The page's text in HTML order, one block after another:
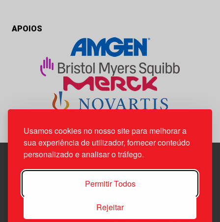
Usamos cookies no nosso site para melhorar a
sua experiência de utilizador, fornecer conteúdo
personalizado e analisar o tráfego.
Permitir Todos
Rejeitar
APOIOS
Edif. Lisboa Oriente | Av. Infante D. Henrique, n.º 333H, esc.
1800-282 Lisboa | Portugal